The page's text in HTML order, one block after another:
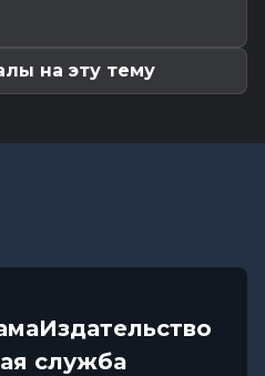
на эту тему
Издательство
служба